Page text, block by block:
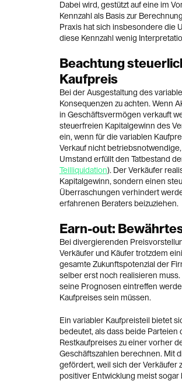
Dabei wird, gestützt auf eine im
Kennzahl als Basis zur
Praxis hat sich insbesondere die
diese Kennzahl wenig
Beachtung
Kaufpreis
Bei der Ausgestaltung des
Konsequenzen zu achten. Wenn
in Geschäftsvermögen verkauft
steuerfreien Kapitalgewinn des
ein, wenn für die variablen
Verkauf nicht
Umstand erfüllt den Tatbestand
Teilliquidation). Der Verkäufer
Kapitalgewinn, sondern einen
Überraschungen verhindert
erfahrenen Beraters beizuziehen.
Earn-out:
Bei divergierenden
Verkäufer und Käufer trotzdem
gesamte Zukunftspotenzial der
selber erst noch realisieren
seine Prognosen eintreffen
Kaufpreises sein müssen.
Ein variabler Kaufpreisteil bietet
bedeutet, als dass beide
Restkaufpreises zu einer vorher
Geschäftszahlen berechnen. Mit
gefördert, weil sich der Verkäufer
positiver Entwicklung meist